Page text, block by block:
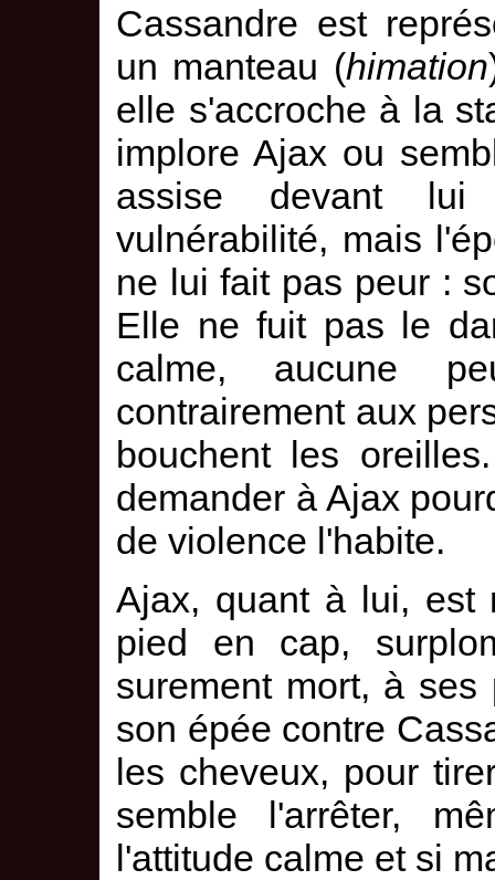
Cassandre est
un manteau (himation
elle s'accroche à la
implore Ajax ou
assise devant
vulnérabilité, mais
ne lui fait pas peur :
Elle ne fuit pas le
calme, aucune
contrairement aux
bouchent les
demander à Ajax
de violence l'habite.
Ajax, quant à lui, est
pied en cap,
surement mort, à
son épée contre
les cheveux, pour
semble l'arrêter,
l'attitude calme et si